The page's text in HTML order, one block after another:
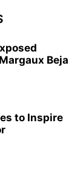
Beja
to Inspire